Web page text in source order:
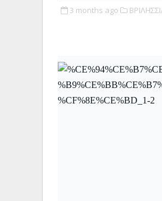
3 months ago